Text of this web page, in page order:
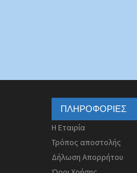
ΠΛΗΡΟΦΟΡΊΕΣ
Η Εταιρία
Τρόπος αποστολής
Δήλωση Απορρήτου